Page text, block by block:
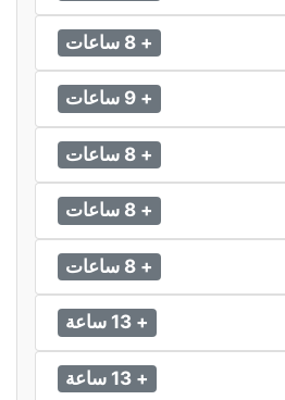
+ 8 ساعات
+ 9 ساعات
+ 8 ساعات
+ 8 ساعات
+ 8 ساعات
+ 13 ساعة
+ 13 ساعة